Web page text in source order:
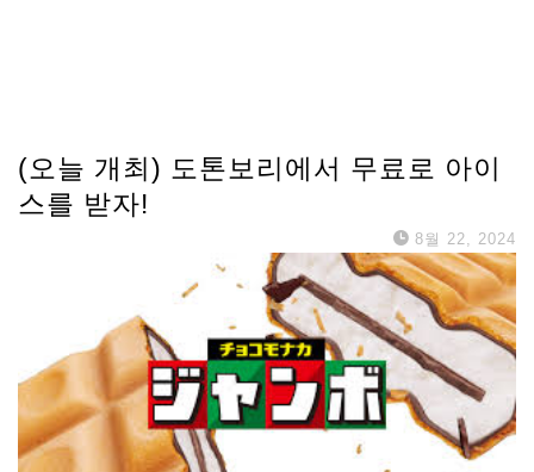
(오늘 개최) 도톤보리에서 무료로 아이
스를 받자!
8월 22, 2024